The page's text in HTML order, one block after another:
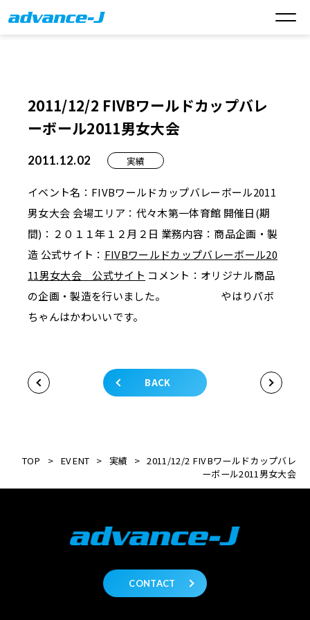
2011/12/2 FIVBワールドカップバレ
ーボール2011男女大会
2011.12.02 実績
イベント名：FIVBワールドカップバレーボール2011
男女大会 会場エリア：代々木第一体育館 開催日(期
間)：２０１１年１２月２日 業務内容：商品企画・製
造 公式サイト： FIVBワールドカップバレーボール20
11男女大会 公式サイト コメント：オリジナル商品
の企画・製造を行いました。 やはりバボ
ちゃんはかわいいです。
BACK
TOP > EVENT > 実績 > 2011/12/2 FIVBワールドカップバレ
ーボール2011男女大会
CONTACT